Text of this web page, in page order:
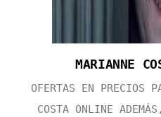
MARIANNE
OFERTAS EN PRECIOS
COSTA ONLINE